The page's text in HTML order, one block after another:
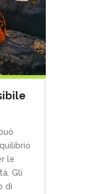
le
Gli
di